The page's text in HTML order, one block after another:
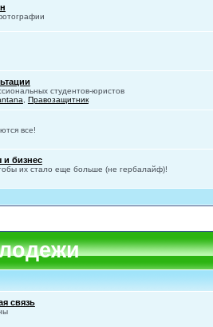
студентов-юристов
Правозащитник
все!
бизнес
их стало еще больше (не гербалайф)!
связь